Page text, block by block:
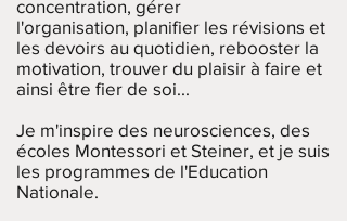
concentration, gérer
l'organisation, planifier les révisions et
les devoirs au quotidien, rebooster la
motivation, trouver du plaisir à faire et
ainsi être fier de soi...
Je m'inspire des neurosciences, des
écoles Montessori et Steiner, et je suis
les programmes de l'Education
Nationale.